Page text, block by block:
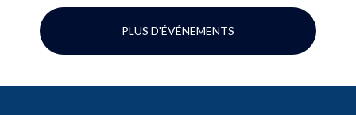
PLUS D'ÉVÉNEMENTS